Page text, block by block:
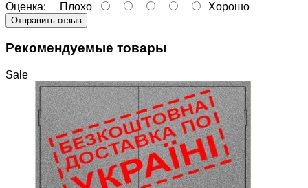
Оценка: Плохо Хорошо
Отправить отзыв
Рекомендуемые товары
Sale